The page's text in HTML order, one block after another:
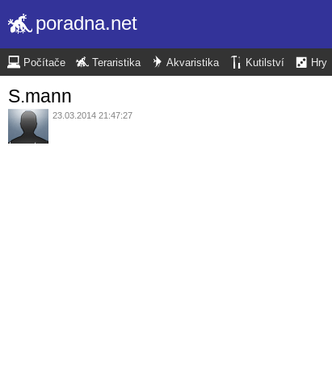
poradna.net
Počítače Teraristika Akvaristika Kutilství Hry
S.mann
23.03.2014 21:47:27